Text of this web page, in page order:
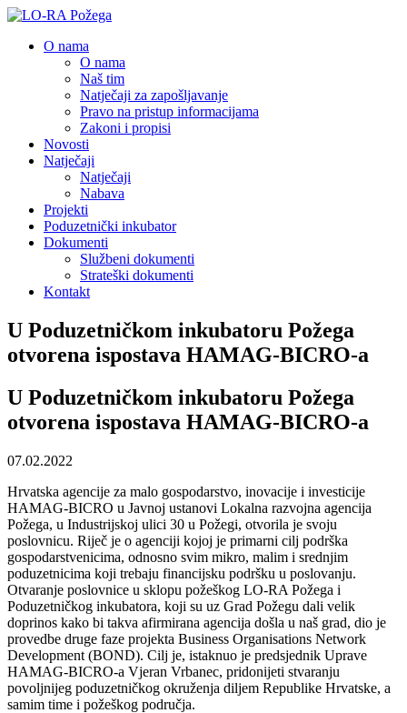
O nama
O nama
Naš tim
Natječaji za zapošljavanje
Pravo na pristup informacijama
Zakoni i propisi
Novosti
Natječaji
Natječaji
Nabava
Projekti
Poduzetnički inkubator
Dokumenti
Službeni dokumenti
Strateški dokumenti
Kontakt
U Poduzetničkom inkubatoru Požega
otvorena ispostava HAMAG-BICRO-a
U Poduzetničkom inkubatoru Požega
otvorena ispostava HAMAG-BICRO-a
07.02.2022
Hrvatska agencije za malo gospodarstvo, inovacije i investicije
HAMAG-BICRO u Javnoj ustanovi Lokalna razvojna agencija
Požega, u Industrijskoj ulici 30 u Požegi, otvorila je svoju
poslovnicu. Riječ je o agenciji kojoj je primarni cilj podrška
gospodarstvenicima, odnosno svim mikro, malim i srednjim
poduzetnicima koji trebaju financijsku podršku u poslovanju.
Otvaranje poslovnice u sklopu požeškog LO-RA Požega i
Poduzetničkog inkubatora, koji su uz Grad Požegu dali velik
doprinos kako bi takva afirmirana agencija došla u naš grad, dio je
provedbe druge faze projekta Business Organisations Network
Development (BOND). Cilj je, istaknuo je predsjednik Uprave
HAMAG-BICRO-a Vjeran Vrbanec, pridonijeti stvaranju
povoljnijeg poduzetničkog okruženja diljem Republike Hrvatske, a
samim time i požeškog područja.